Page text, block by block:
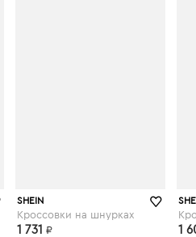
SHEIN
Кроссовки на шнурках
1 731 ₽ 1